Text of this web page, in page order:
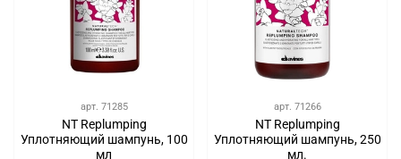
арт. 71285
NT Replumping
Уплотняющий шампунь, 100
мл
арт. 71266
NT Replumping
Уплотняющий шампунь, 250
мл.